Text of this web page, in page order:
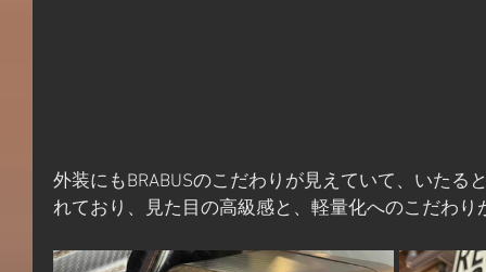
外装にもBRABUSのこだわりが見えていて、いたる
れており、見た目の高級感と、軽量化へのこだわり